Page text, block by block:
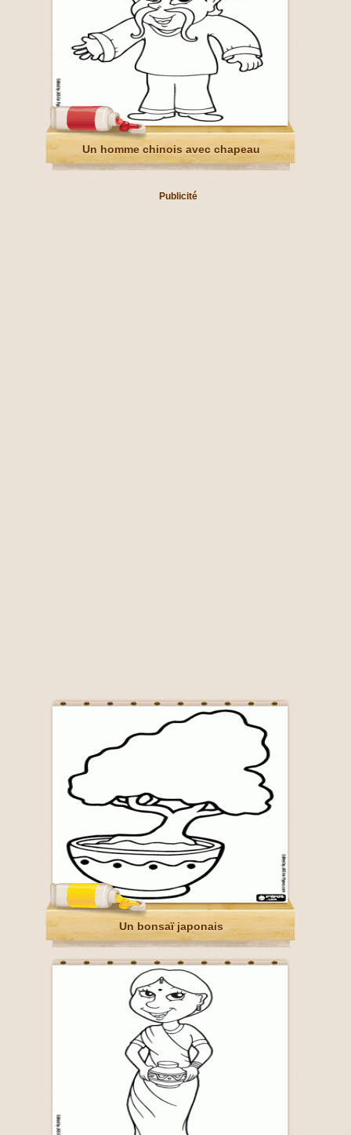
Un homme chinois avec chapeau
Publicité
Un bonsaï japonais